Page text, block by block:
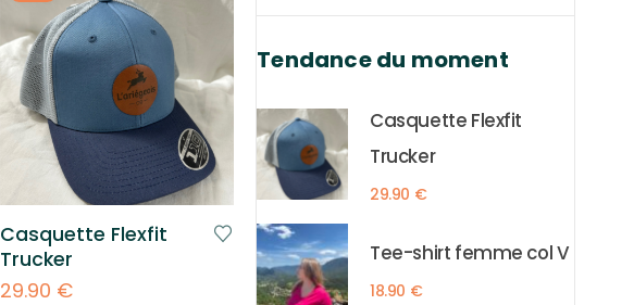
Casquette Flexfit
Trucker
29.90 €
Tendance du moment
Casquette Flexfit
Trucker
29.90 €
Tee-shirt femme col V
18.90 €